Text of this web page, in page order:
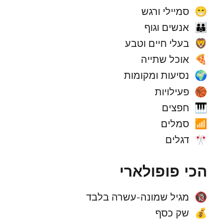
😁 סמיילי ורגש
👪 אנשים וגוף
🦁 בעלי חיים וטבע
🍕 אוכל שתייה
🌍 נסיעות ומקומות
🏀 פעילויות
🎹 חפצים
📶 סמלים
🎌 דגלים
הכי פופולארי
🔞 מגיל שמונה-עשרה בלבד
💰 שק כסף